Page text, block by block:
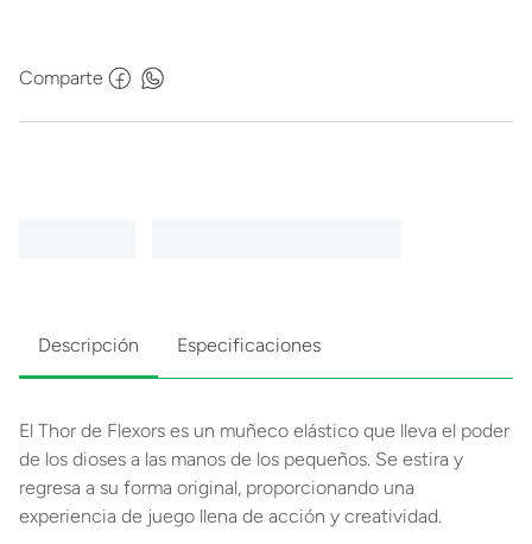
Comparte
Descripción Especificaciones
El Thor de Flexors es un muñeco elástico que lleva el poder
de los dioses a las manos de los pequeños. Se estira y
regresa a su forma original, proporcionando una
experiencia de juego llena de acción y creatividad.